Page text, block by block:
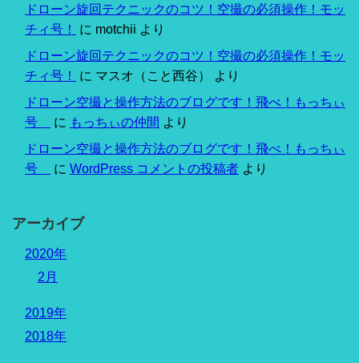
ドローン旋回テクニックのコツ！空撮の必須操作！モッ
チィ号！
に motchii より
ドローン旋回テクニックのコツ！空撮の必須操作！モッ
チィ号！
に マスオ（こと西谷）
より
ドローン空撮と操作方法のブログです！飛べ！もっちぃ
号
に もっちぃの仲間 より
ドローン空撮と操作方法のブログです！飛べ！もっちぃ
号
に WordPress コメントの投稿者 より
アーカイブ
2020年
2月
2019年
2018年